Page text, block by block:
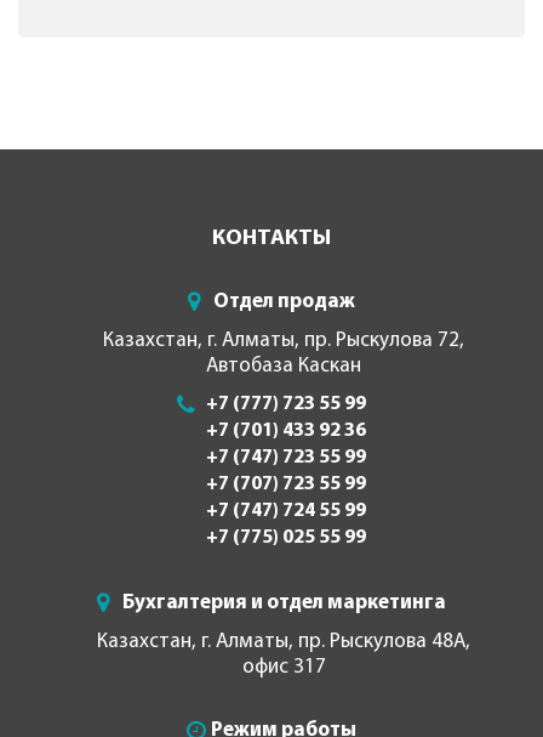
КОНТАКТЫ
Отдел продаж
Казахстан, г. Алматы, пр. Рыскулова 72,
Автобаза Каскан
+7 (777) 723 55 99
+7 (701) 433 92 36
+7 (747) 723 55 99
+7 (707) 723 55 99
+7 (747) 724 55 99
+7 (775) 025 55 99
Бухгалтерия и отдел маркетинга
Казахстан, г. Алматы, пр. Рыскулова 48А,
офис 317
Режим работы